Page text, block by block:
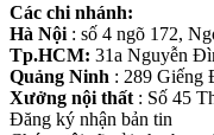
Các chi nhánh:
Hà Nội : số 4 ngõ 172,
Tp.HCM: 31a Nguyễn
Quảng Ninh : 289 Giếng
Xưởng nội thất : Số 45
Đăng ký nhận bản tin